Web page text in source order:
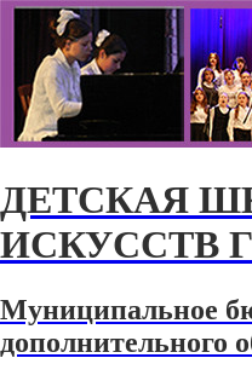
ДЕТСКАЯ
ИСКУССТВ
Муниципальное
дополнительного